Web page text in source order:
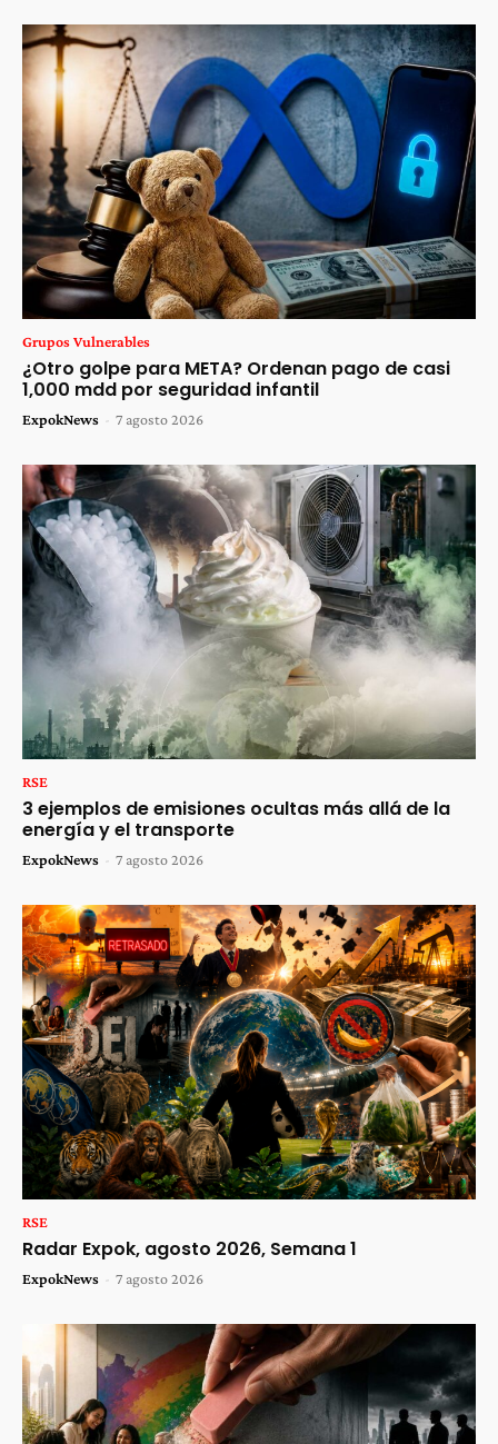
Grupos Vulnerables
¿Otro golpe para META? Ordenan pago de casi
1,000 mdd por seguridad infantil
ExpokNews - 7 agosto 2026
RSE
3 ejemplos de emisiones ocultas más allá de la
energía y el transporte
ExpokNews - 7 agosto 2026
RSE
Radar Expok, agosto 2026, Semana 1
ExpokNews - 7 agosto 2026